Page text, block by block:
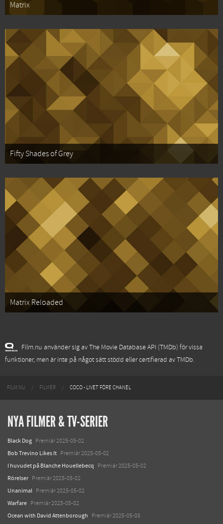
Matrix
Fifty Shades of Grey
Matrix Reloaded
Film.nu använder sig av The Movie Database API (TMDb) för vissa
funktioner, men är inte på något sätt stödd eller certifierad av TMDb.
FILM.NU FILMER COCO - LIVET FÖRE CHANEL
NYA FILMER & TV-SERIER
Black Dog Premiär 2025-05-02
Bob Trevino Likes It Premiär 2025-05-02
I huvudet på Blanche Houellebecq Premiär 2025-05-02
Rörelser Premiär 2025-05-02
Unanimal Premiär 2025-05-02
Warfare Premiär 2025-05-02
Ocean with David Attenborough Premiär 2025-05-08